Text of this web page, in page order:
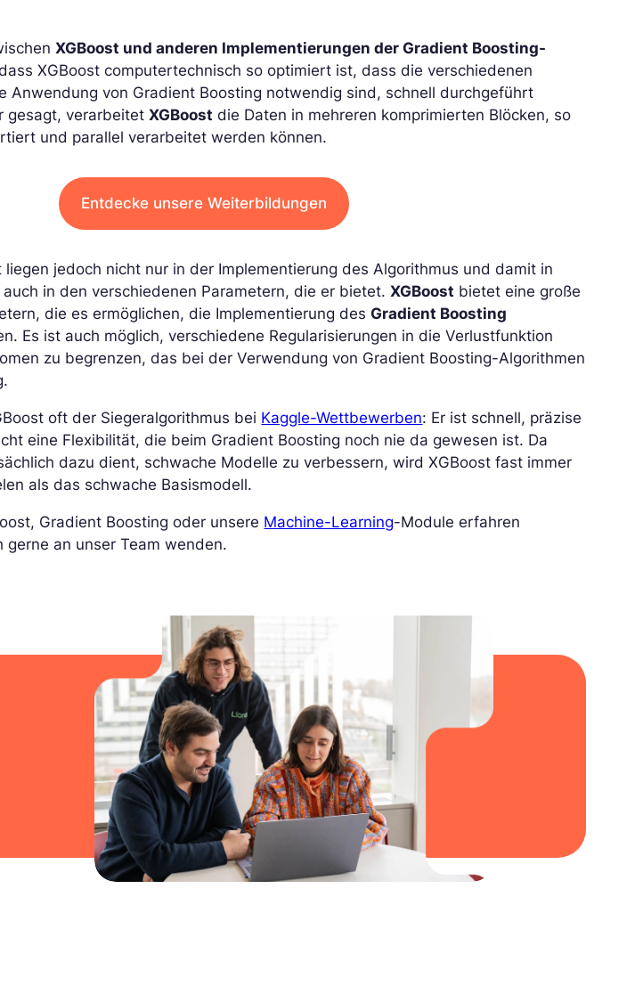
XGBoost und anderen Implementierungen der Gradient Boosting-
XGBoost computertechnisch so optimiert ist, dass die verschiedenen
Anwendung von Gradient Boosting notwendig sind, schnell durchgeführt
gesagt, verarbeitetXGBoost die Daten in mehreren komprimierten Blöcken, so
und parallel verarbeitet werden können.
Entdecke unsere Weiterbildungen
liegen jedoch nicht nur in der Implementierung des Algorithmus und damit in
in den verschiedenen Parametern, die er bietet.XGBoost bietet eine große
die es ermöglichen, die Implementierung desGradient Boosting
Es ist auch möglich, verschiedene Regularisierungen in die Verlustfunktion
zu begrenzen, das bei der Verwendung von Gradient Boosting-Algorithmen
oft der Siegeralgorithmus bei Kaggle-Wettbewerben: Er ist schnell, präzise
eine Flexibilität, die beim Gradient Boosting noch nie da gewesen ist. Da
dazu dient, schwache Modelle zu verbessern, wird XGBoost fast immer
als das schwache Basismodell.
Gradient Boosting oder unsere Machine-Learning-Module erfahren
an unser Team wenden.